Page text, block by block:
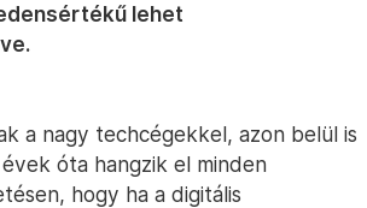
lehet
a nagy techcégekkel, azon belül is
óta hangzik el minden
hogy ha a digitális